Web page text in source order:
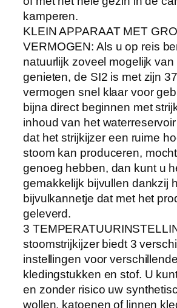
|
5
0
M
L
I
n
h
o
u
d
|
I
n
c
l
.
B
i
j
kamperen.
KLEIN APPARAAT MET
VERMOGEN: Als u op reis
natuurlijk zoveel mogelijk van
genieten, de SI2 is met zijn
vermogen snel klaar voor
bijna direct beginnen met
inhoud van het
dat het strijkijzer een ruime
stoom kan produceren,
genoeg hebben, dan kunt u
gemakkelijk bijvullen dankzij
bijvulkannetje dat met het
geleverd.
3
stoomstrijkijzer biedt 3
instellingen voor
kledingstukken en stof. U
en zonder risico uw
wollen, katoenen of linnen